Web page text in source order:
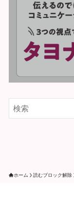
ホーム 読むブロック解除